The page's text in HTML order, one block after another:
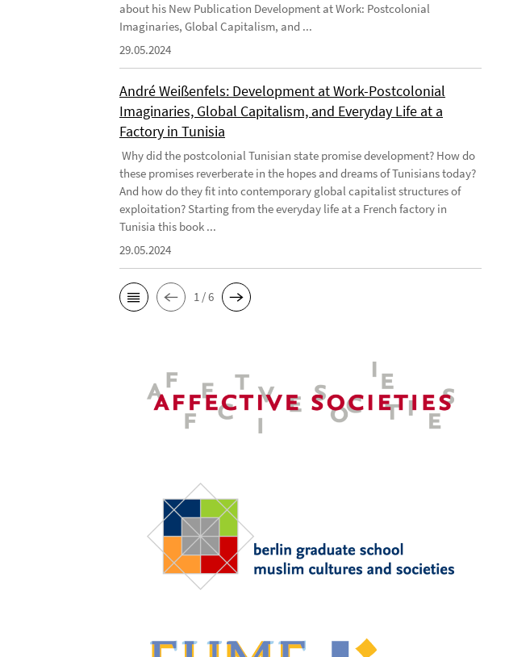
about his New Publication Development at Work: Postcolonial
Imaginaries, Global Capitalism, and ...
29.05.2024
André Weißenfels: Development at Work-Postcolonial
Imaginaries, Global Capitalism, and Everyday Life at a
Factory in Tunisia
Why did the postcolonial Tunisian state promise development? How do
these promises reverberate in the hopes and dreams of Tunisians today?
And how do they fit into contemporary global capitalist structures of
exploitation? Starting from the everyday life at a French factory in
Tunisia this book ...
29.05.2024
1 / 6